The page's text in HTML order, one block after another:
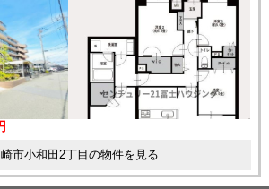
市小和田2丁目の物件を見る